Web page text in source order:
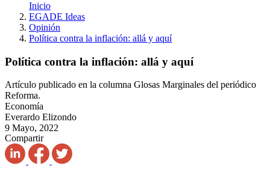
Inicio
EGADE Ideas
Opinión
Política contra la inflación: allá y aquí
Política contra la inflación: allá y aquí
Artículo publicado en la columna Glosas Marginales del periódico
Reforma.
Economía
Everardo Elizondo
9 Mayo, 2022
Compartir